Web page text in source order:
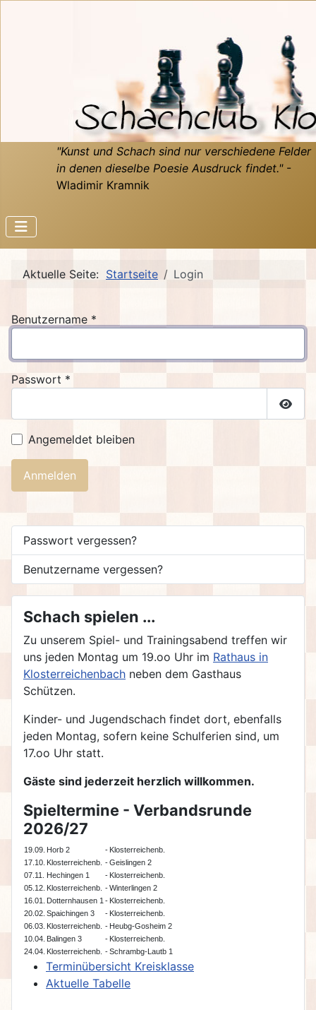
"Kunst und Schach sind nur verschiedene Felder
in denen dieselbe Poesie Ausdruck findet."-
Wladimir Kramnik
Aktuelle Seite: Startseite Login
Benutzername *
Passwort *
Angemeldet bleiben
Anmelden
Passwort vergessen?
Benutzername vergessen?
Schach spielen ...
Zu unserem Spiel- und Trainingsabend treffen wir
uns jeden Montag um 19.oo Uhr im Rathaus in
Klosterreichenbach neben dem Gasthaus
Schützen.
Kinder- und Jugendschach findet dort, ebenfalls
jeden Montag, sofern keine Schulferien sind, um
17.oo Uhr statt.
Gäste sind jederzeit herzlich willkommen.
Spieltermine - Verbandsrunde
2026/27
19.09. Horb 2 - Klosterreichenb.
17.10. Klosterreichenb. -Geislingen 2
07.11.
Hechingen 1 - Klosterreichenb.
05.12. Klosterreichenb. -Winterlingen 2
16.01.
Dotternhausen 1 - Klosterreichenb.
20.02. Spaichingen 3 - Klosterreichenb.
06.03. Klosterreichenb. - Heubg-Gosheim 2
10.04. Balingen 3 - Klosterreichenb.
24.04. Klosterreichenb. -Schrambg-Lautb 1
Terminübersicht Kreisklasse
Aktuelle Tabelle